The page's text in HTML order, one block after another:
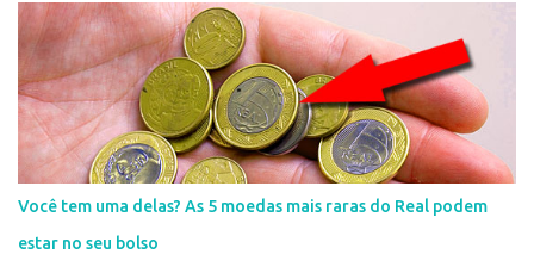
Você tem uma delas? As 5 moedas mais raras do Real podem
estar no seu bolso